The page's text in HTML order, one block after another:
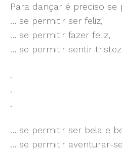
Para dançar é preciso se
… se permitir ser feliz,
… se permitir fazer feliz,
… se permitir sentir
.
.
.
… se permitir ser bela e
… se permitir aventurar-